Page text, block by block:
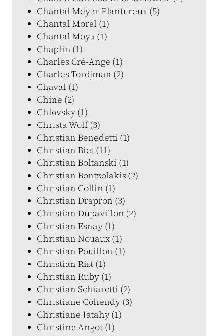
Chantal Meyer-Plantureux (5)
Chantal Morel (1)
Chantal Moya (1)
Chaplin (1)
Charles Cré-Ange (1)
Charles Tordjman (2)
Chaval (1)
Chine (2)
Chlovsky (1)
Christa Wolf (3)
Christian Benedetti (1)
Christian Biet (11)
Christian Boltanski (1)
Christian Bontzolakis (2)
Christian Collin (1)
Christian Drapron (3)
Christian Dupavillon (2)
Christian Esnay (1)
Christian Nouaux (1)
Christian Pouillon (1)
Christian Rist (1)
Christian Ruby (1)
Christian Schiaretti (2)
Christiane Cohendy (3)
Christiane Jatahy (1)
Christine Angot (1)